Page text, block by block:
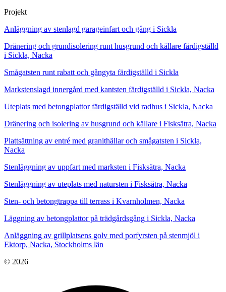
Projekt
Anläggning av stenlagd garageinfart och gång i Sickla
Dränering och grundisolering runt husgrund och källare färdigställd
i Sickla, Nacka
Smågatsten runt rabatt och gångyta färdigställd i Sickla
Markstenslagd innergård med kantsten färdigställd i Sickla, Nacka
Uteplats med betongplattor färdigställd vid radhus i Sickla, Nacka
Dränering och isolering av husgrund och källare i Fisksätra, Nacka
Plattsättning av entré med granithällar och smågatsten i Sickla,
Nacka
Stenläggning av uppfart med marksten i Fisksätra, Nacka
Stenläggning av uteplats med natursten i Fisksätra, Nacka
Sten- och betongtrappa till terrass i Kvarnholmen, Nacka
Läggning av betongplattor på trädgårdsgång i Sickla, Nacka
Anläggning av grillplatsens golv med porfyrsten på stenmjöl i
Ektorp, Nacka, Stockholms län
© 2026